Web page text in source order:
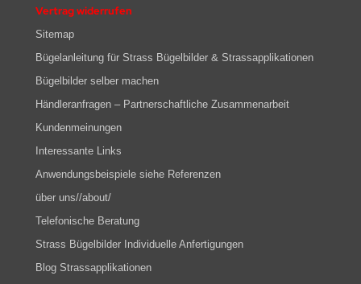
Vertrag widerrufen
Sitemap
Bügelanleitung für Strass Bügelbilder & Strassapplikationen
Bügelbilder selber machen
Händleranfragen – Partnerschaftliche Zusammenarbeit
Kundenmeinungen
Interessante Links
Anwendungsbeispiele siehe Referenzen
über uns//about/
Telefonische Beratung
Strass Bügelbilder Individuelle Anfertigungen
Blog Strassapplikationen